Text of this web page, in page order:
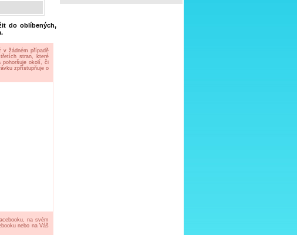
do oblíbených,
v žádném případě
stran, které
pohoršuje okolí, či
zpřístupňuje o
na svém
nebo na Váš